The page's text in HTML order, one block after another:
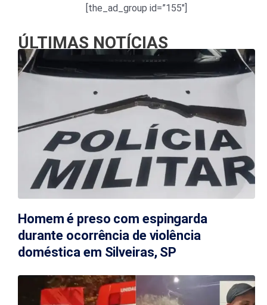
[the_ad_group id=”155″]
ÚLTIMAS NOTÍCIAS
Homem é preso com espingarda
durante ocorrência de violência
doméstica em Silveiras, SP